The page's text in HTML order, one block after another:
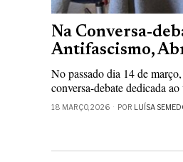
Na Conversa-
Antifascismo,
No passado dia 14 de
conversa-debate dedicada
18 MARÇO, 2026 POR LUÍSA